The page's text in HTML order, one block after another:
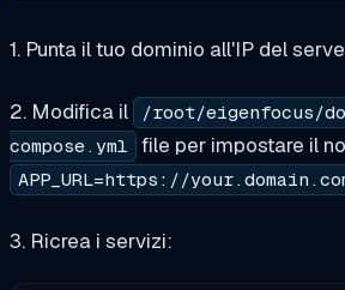
1. Punta il tuo dominio all'IP del
2. Modifica il
/root/eigenfocus/
compose.yml file per impostare il
APP_URL=https://
3. Ricrea i servizi: